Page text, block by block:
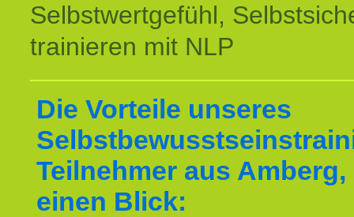
Selbstwertgefühl,
trainieren mit NLP
Die Vorteile unseres
Teilnehmer aus Amberg,
einen Blick: